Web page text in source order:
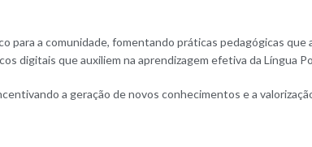
a comunidade, fomentando práticas pedagógicas
digitais que auxiliem na aprendizagem efetiva da Língua
a geração de novos conhecimentos e a